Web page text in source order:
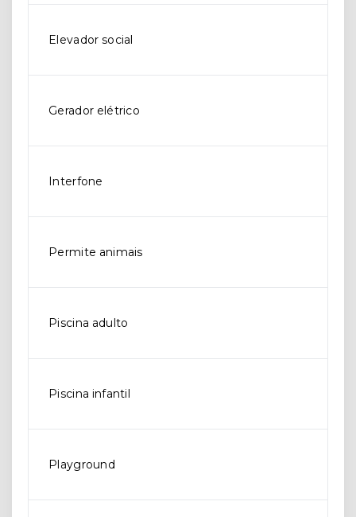
Elevador social
Gerador elétrico
Interfone
Permite animais
Piscina adulto
Piscina infantil
Playground